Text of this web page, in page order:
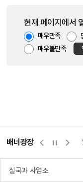
현재 페이지에서
매우만족
매우불만족
배너광장
량바로처리센터 위택
실국과 사업소